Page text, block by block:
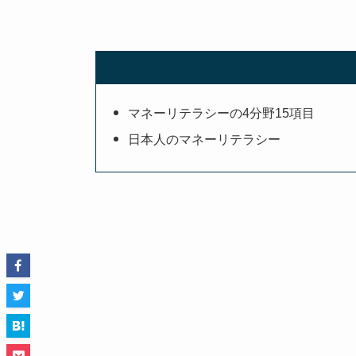
マネーリテラシーの4分野15項目
日本人のマネーリテラシー